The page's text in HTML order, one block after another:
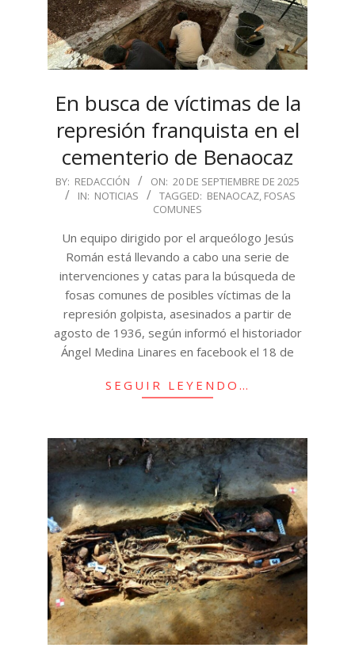
En busca de víctimas de la
represión franquista en el
cementerio de Benaocaz
2025-
09-
BY: REDACCIÓN ON: 20 DE SEPTIEMBRE DE 2025
IN: NOTICIAS TAGGED: BENAOCAZ, FOSAS
COMUNES
Un equipo dirigido por el arqueólogo Jesús
Román está llevando a cabo una serie de
intervenciones y catas para la búsqueda de
fosas comunes de posibles víctimas de la
represión golpista, asesinados a partir de
agosto de 1936, según informó el historiador
Ángel Medina Linares en facebook el 18 de
SEGUIR LEYENDO…